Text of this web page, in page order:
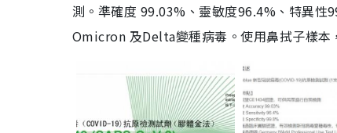
測。準確度 99.03%、靈敏度96.4%、特異性
Omicron 及Delta變種病毒。使用鼻拭子樣本